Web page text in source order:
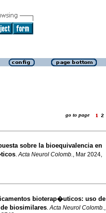
go to page
sobre la bioequivalencia en
.Acta Neurol Colomb., Mar 2024,
bioterap�uticos: uso de
biosimilares.Acta Neurol Colomb.,